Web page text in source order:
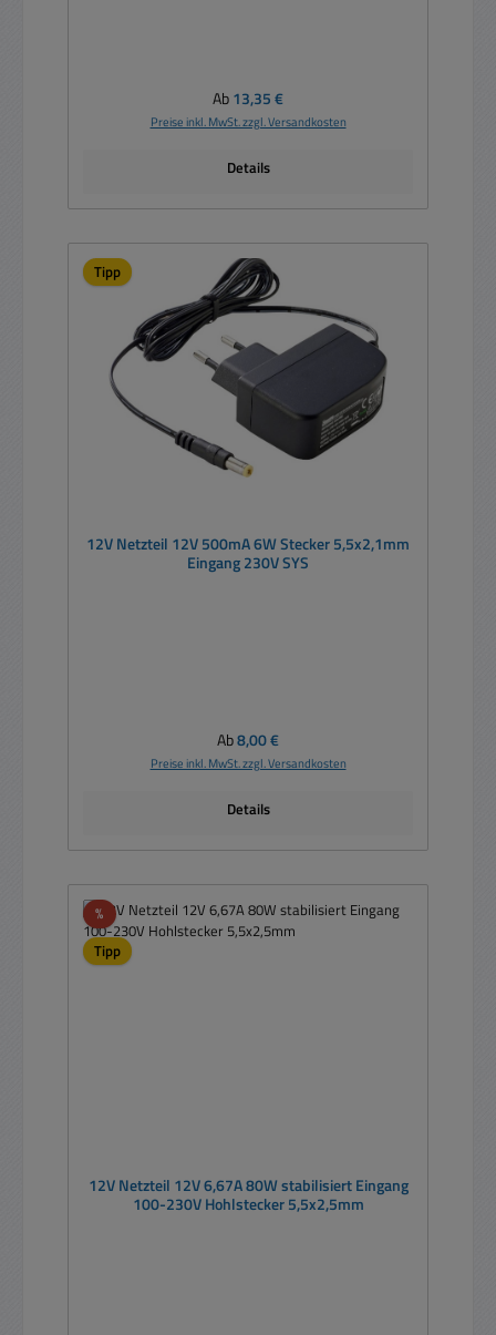
Regulärer Preis:
Ab13,35 €
Preise inkl. MwSt. zzgl. Versandkosten
Details
Tipp
12V Netzteil 12V 500mA 6W Stecker 5,5x2,1mm
Eingang 230V SYS
Regulärer Preis:
Ab8,00 €
Preise inkl. MwSt. zzgl. Versandkosten
Details
%Rabatt
Tipp
12V Netzteil 12V 6,67A 80W stabilisiert Eingang
100-230V Hohlstecker 5,5x2,5mm